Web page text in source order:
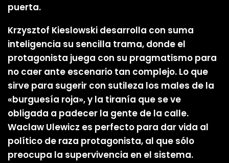
puerta.
Krzysztof Kieslowski desarrolla con suma
inteligencia su sencilla trama, donde el
protagonista juega con su pragmatismo para
no caer ante escenario tan complejo. Lo que
sirve para sugerir con sutileza los males de la
«burguesía roja», y la tiranía que se ve
obligada a padecer la gente de la calle.
Waclaw Ulewicz es perfecto para dar vida al
político de raza protagonista, al que sólo
preocupa la supervivencia en el sistema.